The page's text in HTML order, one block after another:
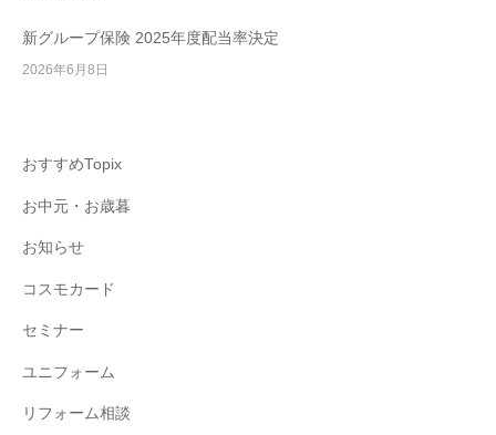
新グループ保険 2025年度配当率決定
2026年6月8日
おすすめTopix
お中元・お歳暮
お知らせ
コスモカード
セミナー
ユニフォーム
リフォーム相談